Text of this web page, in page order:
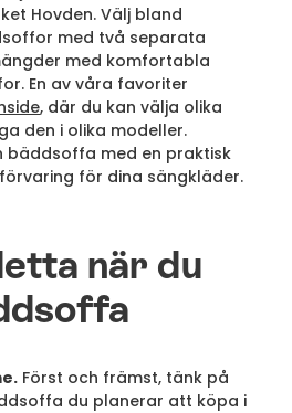
Hovden. Välj bland
med två separata
med komfortabla
En av våra favoriter
, där du kan välja olika
den i olika modeller.
bäddsoffa med en praktisk
för dina sängkläder.
när du
Först och främst, tänk på
du planerar att köpa i